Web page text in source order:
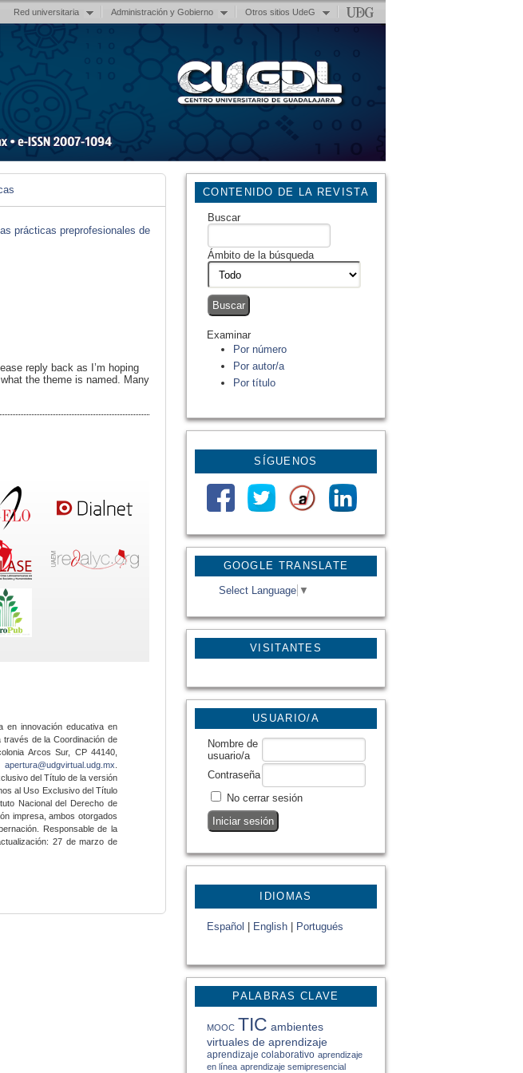
Red universitaria Administración y Gobierno Otros sitios UdeG
GOOGLE TRANSLATE
Select Language ▼
VISITANTES
CONTENIDO DE LA REVISTA
Buscar
Ámbito de la búsqueda
Examinar
Por número
Por autor/a
Por título
SÍGUENOS
USUARIO/A
Nombre de
usuario/a
Contraseña
No cerrar sesión
IDIOMAS
Español English Portugués
PALABRAS CLAVE
MOOC TIC ambientes
virtuales de aprendizaje
aprendizaje colaborativo aprendizaje
en línea aprendizaje semipresencial
prácticas preprofesionales de
reply back as I’m hoping
the theme is named. Many
en innovación educativa en
de la Coordinación de
Arcos Sur, CP 44140,
apertura@udgvirtual.udg.mx
del Título de la versión
al Uso Exclusivo del Título
Nacional del Derecho de
impresa, ambos otorgados
Responsable de la
27 de marzo de